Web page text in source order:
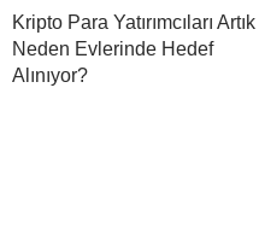
Kripto Para Yatırımcıları Artık
Neden Evlerinde Hedef
Alınıyor?